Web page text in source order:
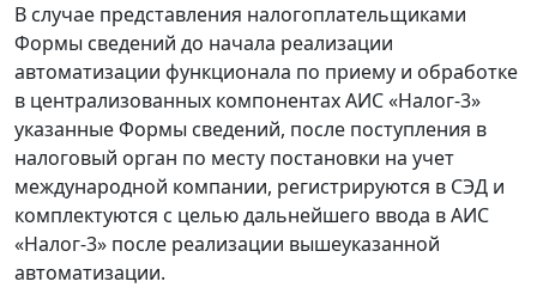
В случае представления налогоплательщиками
Формы сведений до начала реализации
автоматизации функционала по приему и обработке
в централизованных компонентах АИС «Налог-3»
указанные Формы сведений, после поступления в
налоговый орган по месту постановки на учет
международной компании, регистрируются в СЭД и
комплектуются с целью дальнейшего ввода в АИС
«Налог-3» после реализации вышеуказанной
автоматизации.